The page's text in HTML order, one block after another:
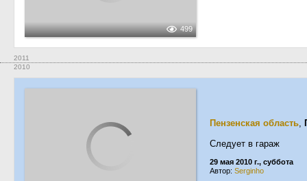
499
2011
2010
Пензенская область,
Следует в гараж
29 мая 2010 г., суббота
Автор: Serginho